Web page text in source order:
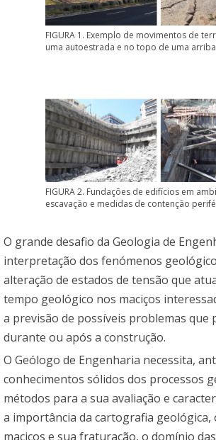
FIGURA 1. Exemplo de movimentos de
uma autoestrada e no topo de uma
FIGURA 2. Fundações de edifícios em
escavação e medidas de contenção
O grande desafio da Geologia de
interpretação dos fenómenos
alteração de estados de tensão que
tempo geológico nos maciços
a previsão de possíveis problemas que
durante ou após a construção.
O Geólogo de Engenharia necessita,
conhecimentos sólidos dos processos
métodos para a sua avaliação e
a importância da cartografia geológica,
maciços e sua fraturação, o domínio